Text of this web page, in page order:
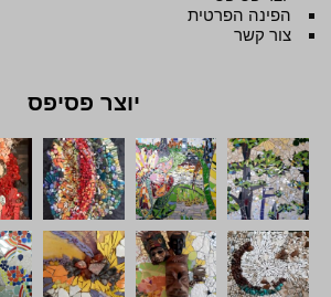
הפינה הפרטית
צור קשר
יוצר פסיפס